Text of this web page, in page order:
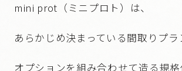
mini prot（ミニプロト）は、
あらかじめ決まっている間取りプラ
オプションを組み合わせて造る規格